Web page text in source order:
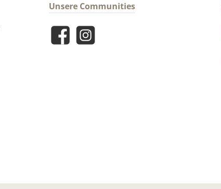
Unsere Communities
FacebookInstagram